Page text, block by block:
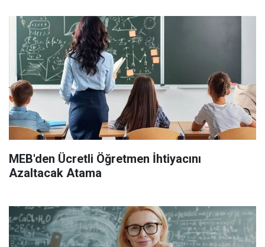
MEB'den Ücretli Öğretmen İhtiyacını
Azaltacak Atama